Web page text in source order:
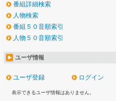
番組詳細検索
人物検索
番組５０音順索引
人物５０音順索引
ユーザ情報
ユーザ登録 ログイン
表示できるユーザ情報はありません。